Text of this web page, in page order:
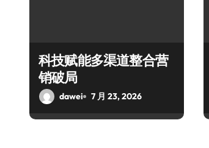
科技赋能多渠道整合营
销破局
dawei 7 月 23, 2026